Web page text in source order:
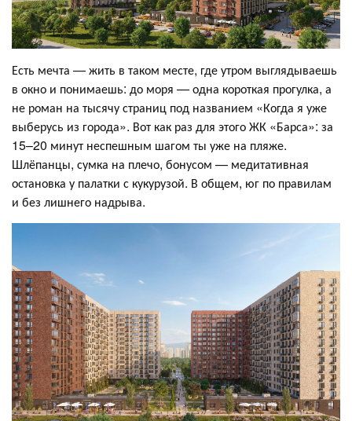
Есть мечта — жить в таком месте, где утром выглядываешь
в окно и понимаешь: до моря — одна короткая прогулка, а
не роман на тысячу страниц под названием «Когда я уже
выберусь из города». Вот как раз для этого ЖК «Барса»: за
15–20 минут неспешным шагом ты уже на пляже.
Шлёпанцы, сумка на плечо, бонусом — медитативная
остановка у палатки с кукурузой. В общем, юг по правилам
и без лишнего надрыва.